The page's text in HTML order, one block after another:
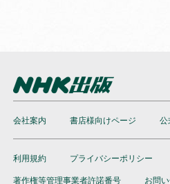
とがあります。
会社案内 書店様向けページ 公
利用規約 プライバシーポリシー
著作権等管理事業者許諾番号 お問